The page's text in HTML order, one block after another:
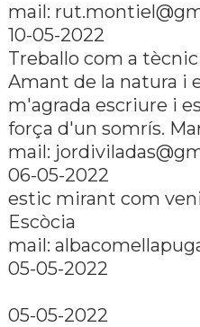
mail:
10-05-2022
Treballo com a
Amant de la natura i
m'agrada escriure i
força d'un somrí­s.
mail:
06-05-2022
estic mirant com
Escòcia
mail:
05-05-2022
05-05-2022